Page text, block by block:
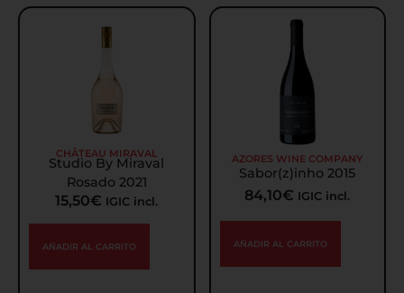
CHÂTEAU MIRAVAL
Studio By Miraval
Rosado 2021
15,50€ IGIC incl.
AÑADIR AL CARRITO
AZORES WINE COMPANY
Sabor(z)inho 2015
84,10€ IGIC incl.
AÑADIR AL CARRITO